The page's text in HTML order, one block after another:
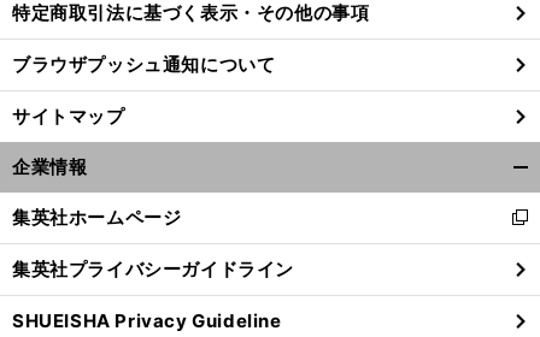
前
特定商取引法に基づく表示・その他の事項
ブラウザプッシュ通知について
サイトマップ
企業情報
閉
る
集英社ホームページ
新
し
い
ウ
ィ
集英社プライバシーガイドライン
SHUEISHA Privacy Guideline